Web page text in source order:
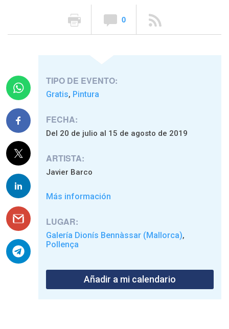
0
TIPO DE EVENTO:
Gratis, Pintura
FECHA:
Del 20 de julio al 15 de agosto de 2019
ARTISTA:
Javier Barco
Más información
LUGAR:
Galería Dionís Bennàssar (Mallorca),
Pollença
Añadir a mi calendario